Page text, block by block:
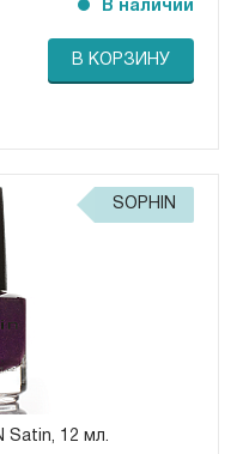
В наличии
В КОРЗИНУ
SOPHIN
Satin, 12 мл.